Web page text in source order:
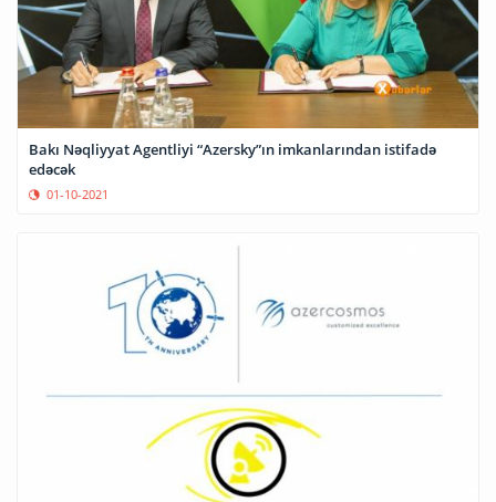
Bakı Nəqliyyat Agentliyi “Azersky”ın imkanlarından istifadə
edəcək
01-10-2021